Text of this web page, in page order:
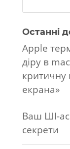
Останні
Apple
діру в
критичну
екрана»
Ваш ШІ-
секрети